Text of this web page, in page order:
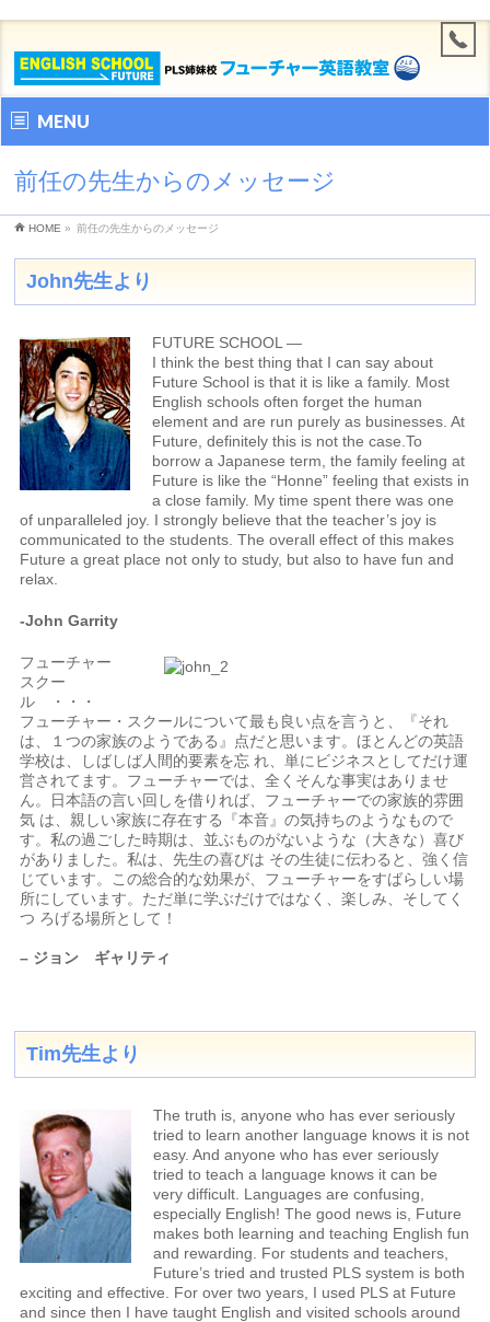
MENU
前任の先生からのメッセージ
HOME » 前任の先生からのメッセージ
John先生より
FUTURE SCHOOL —
I think the best thing that I can say about
Future School is that it is like a family. Most
English schools often forget the human
element and are run purely as businesses. At
Future, definitely this is not the case.To
borrow a Japanese term, the family feeling at
Future is like the “Honne” feeling that exists in
a close family. My time spent there was one
of unparalleled joy. I strongly believe that the teacher’s joy is
communicated to the students. The overall effect of this makes
Future a great place not only to study, but also to have fun and
relax.
-John Garrity
フューチャー
スクー
ル ・・・
フューチャー・スクールについて最も良い点を言うと、『それ
は、１つの家族のようである』点だと思います。ほとんどの英語
学校は、しばしば人間的要素を忘 れ、単にビジネスとしてだけ運
営されてます。フューチャーでは、全くそんな事実はありませ
ん。日本語の言い回しを借りれば、フューチャーでの家族的雰囲
気 は、親しい家族に存在する『本音』の気持ちのようなもので
す。私の過ごした時期は、並ぶものがないような（大きな）喜び
がありました。私は、先生の喜びは その生徒に伝わると、強く信
じています。この総合的な効果が、フューチャーをすばらしい場
所にしています。ただ単に学ぶだけではなく、楽しみ、そしてく
つ ろげる場所として！
– ジョン ギャリティ
Tim先生より
The truth is, anyone who has ever seriously
tried to learn another language knows it is not
easy. And anyone who has ever seriously
tried to teach a language knows it can be
very difficult. Languages are confusing,
especially English! The good news is, Future
makes both learning and teaching English fun
and rewarding. For students and teachers,
Future’s tried and trusted PLS system is both
exciting and effective. For over two years, I used PLS at Future
and since then I have taught English and visited schools around